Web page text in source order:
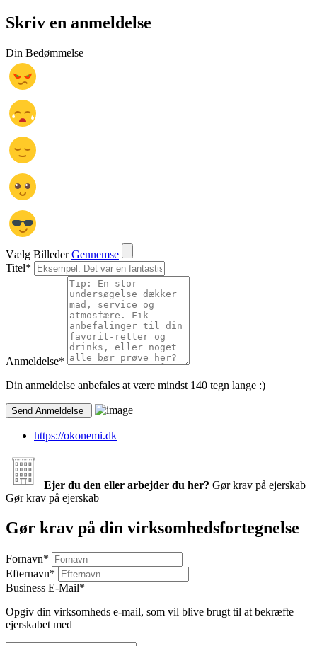
Skriv en anmeldelse
Din Bedømmelse
Vælg Billeder Gennemse
Titel*
Anmeldelse*
Din anmeldelse anbefales at være mindst 140 tegn lange :)
https://okonemi.dk
Ejer du den eller arbejder du her? Gør krav på ejerskab
Gør krav på ejerskab
Gør krav på din virksomhedsfortegnelse
Fornavn*
Efternavn*
Business E-Mail*
Opgiv din virksomheds e-mail, som vil blive brugt til at bekræfte
ejerskabet med